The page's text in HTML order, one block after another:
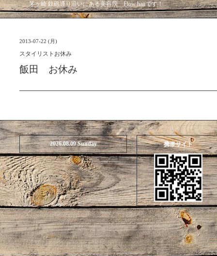
茅ヶ崎 鉄砲通り沿いにある美容院 Flow hairです！
2013-07-22 (月)
スタイリストお休み
飯田 お休み
2026.08.09 Sunday 携帯サイト